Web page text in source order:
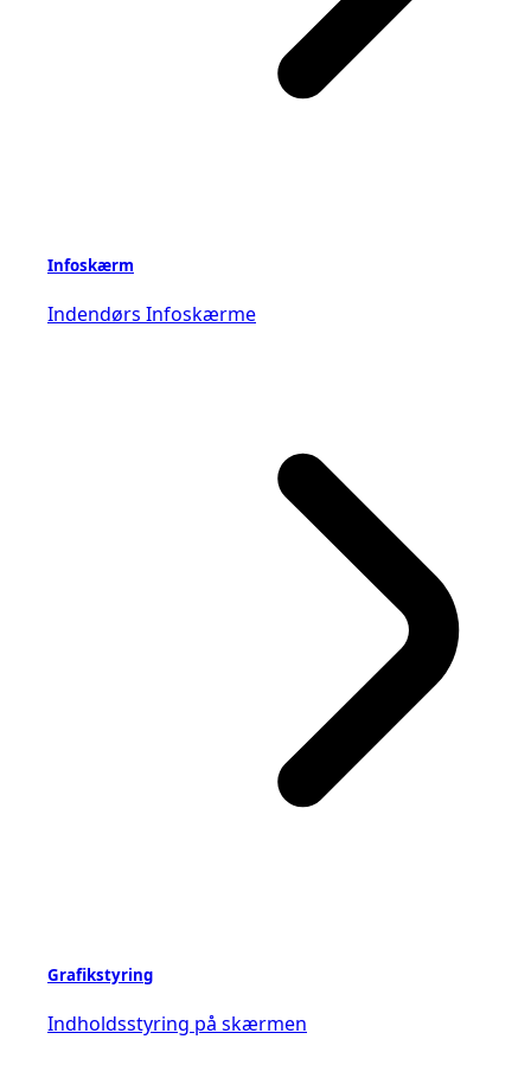
Infoskærm
Indendørs Infoskærme
Grafikstyring
Indholdsstyring på skærmen